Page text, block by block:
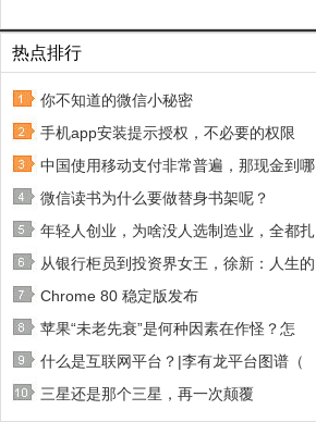
热点排行
你不知道的微信小秘密
手机app安装提示授权，不必要的权限
中国使用移动支付非常普遍，那现金到哪
微信读书为什么要做替身书架呢？
年轻人创业，为啥没人选制造业，全都扎
从银行柜员到投资界女王，徐新：人生的
Chrome 80 稳定版发布
苹果“未老先衰”是何种因素在作怪？怎
什么是互联网平台？|李有龙平台图谱（
三星还是那个三星，再一次颠覆